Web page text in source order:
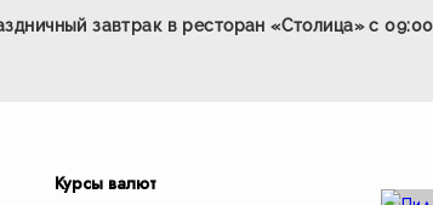
завтрак в ресторан «Столица» с
Курсы валют